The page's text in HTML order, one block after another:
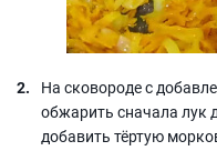
На сковороде с
обжарить сначала лук
добавить тёртую